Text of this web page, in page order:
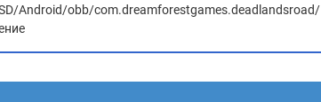
SD/Android/obb/com.dreamforestgames.deadlandsroad/